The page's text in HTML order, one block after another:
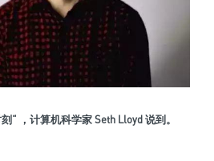
“ ，计算机科学家 Seth Lloyd 说到。